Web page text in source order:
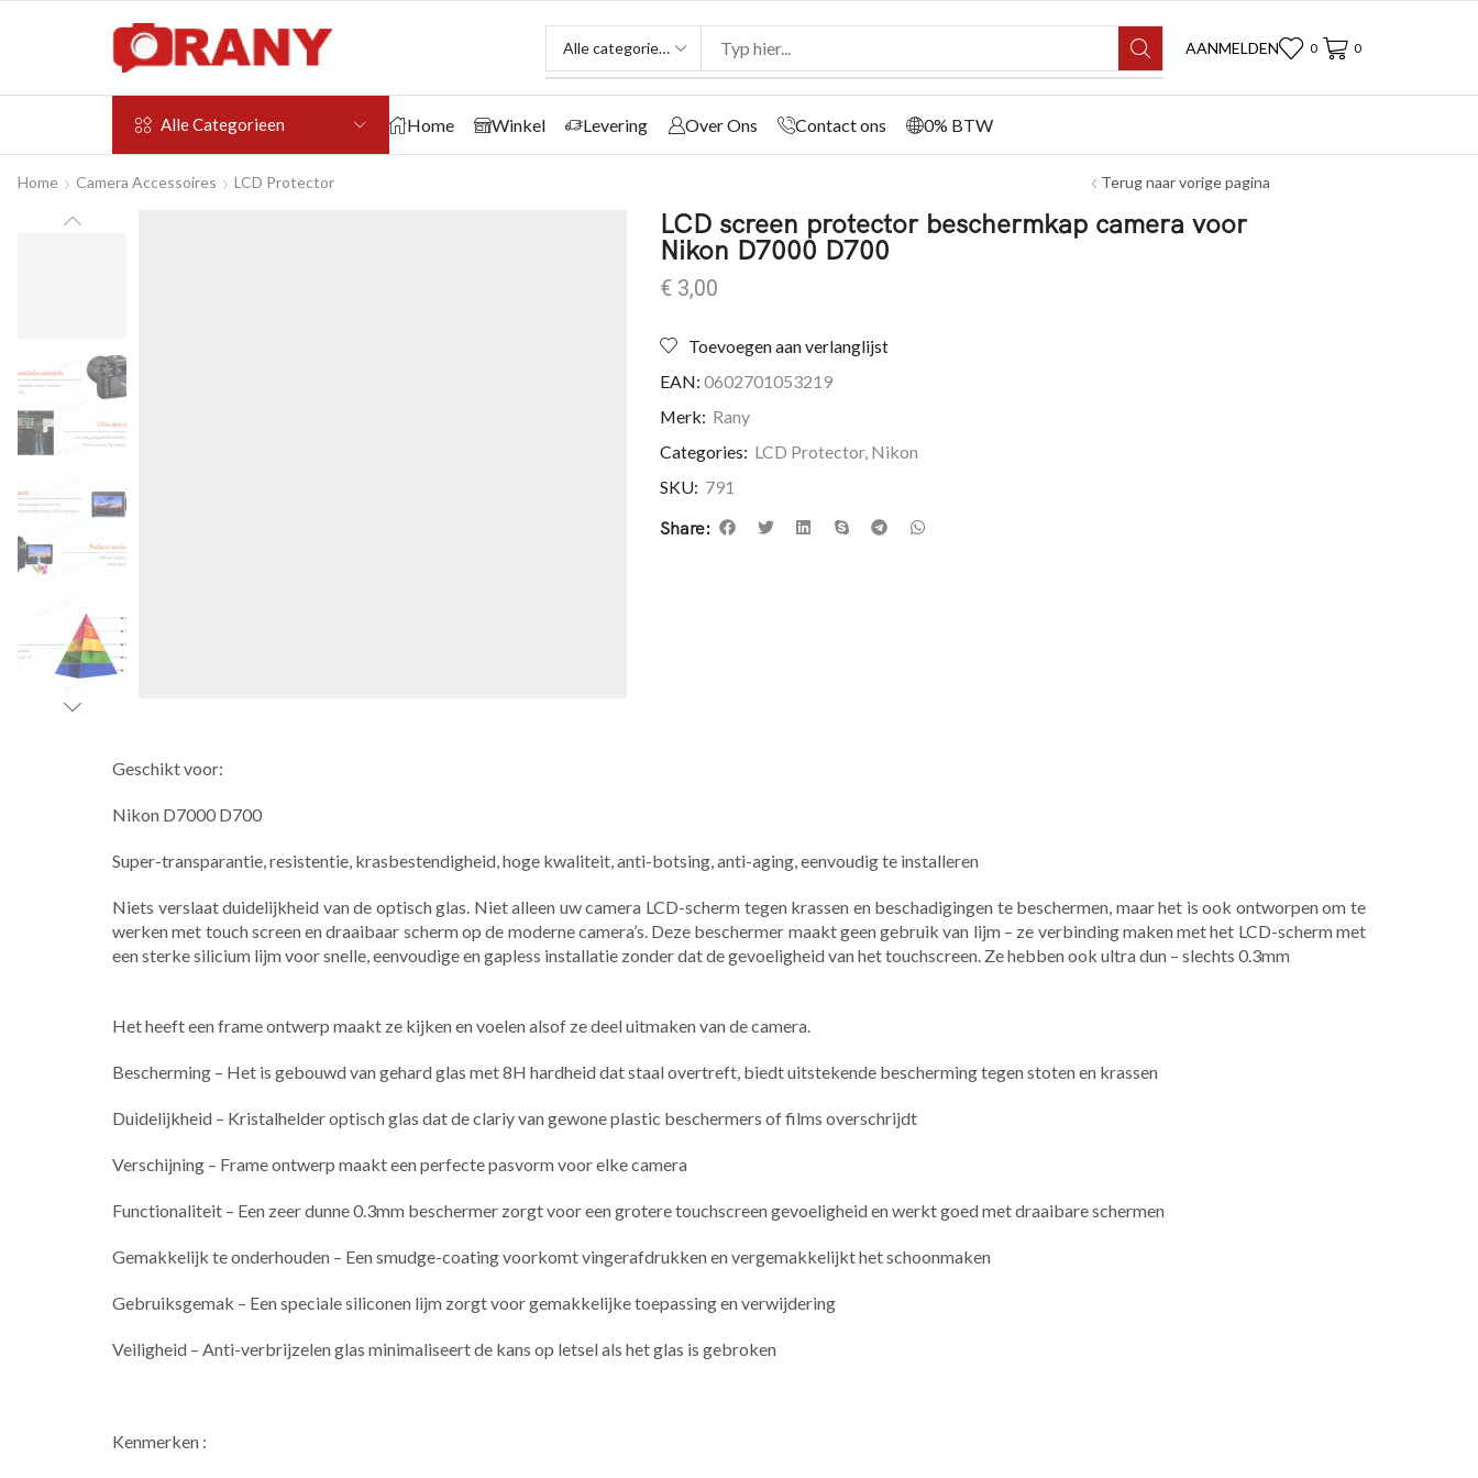
AANMELDEN 0 0
Alle Categorieen Home Winkel Levering Over Ons Contact ons 0% BTW
Home Camera Accessoires LCD Protector Terug naar vorige pagina
LCD screen protector beschermkap camera voor
Nikon D7000 D700
€ 3,00
Toevoegen aan verlanglijst
EAN: 0602701053219
Merk: Rany
Categories: LCD Protector, Nikon
SKU: 791
Share:
Geschikt voor:
Nikon D7000 D700
Super-transparantie, resistentie, krasbestendigheid, hoge kwaliteit, anti-botsing, anti-aging, eenvoudig te installeren
Niets verslaat duidelijkheid van de optisch glas. Niet alleen uw camera LCD-scherm tegen krassen en beschadigingen te beschermen, maar het is ook ontworpen om te
werken met touch screen en draaibaar scherm op de moderne camera’s. Deze beschermer maakt geen gebruik van lijm – ze verbinding maken met het LCD-scherm met
een sterke silicium lijm voor snelle, eenvoudige en gapless installatie zonder dat de gevoeligheid van het touchscreen. Ze hebben ook ultra dun – slechts 0.3mm
Het heeft een frame ontwerp maakt ze kijken en voelen alsof ze deel uitmaken van de camera.
Bescherming – Het is gebouwd van gehard glas met 8H hardheid dat staal overtreft, biedt uitstekende bescherming tegen stoten en krassen
Duidelijkheid – Kristalhelder optisch glas dat de clariy van gewone plastic beschermers of films overschrijdt
Verschijning – Frame ontwerp maakt een perfecte pasvorm voor elke camera
Functionaliteit – Een zeer dunne 0.3mm beschermer zorgt voor een grotere touchscreen gevoeligheid en werkt goed met draaibare schermen
Gemakkelijk te onderhouden – Een smudge-coating voorkomt vingerafdrukken en vergemakkelijkt het schoonmaken
Gebruiksgemak – Een speciale siliconen lijm zorgt voor gemakkelijke toepassing en verwijdering
Veiligheid – Anti-verbrijzelen glas minimaliseert de kans op letsel als het glas is gebroken
Kenmerken :